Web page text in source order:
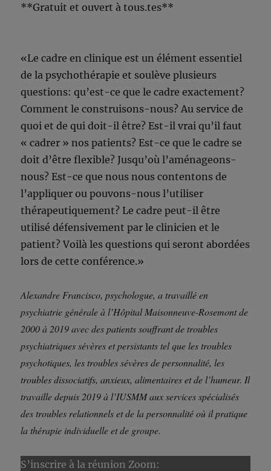
**Gratuit et ouvert à tous.tes**
«Le cadre en clinique est un élément essentiel
de la psychothérapie et soulève plusieurs
questions: qu’est-ce que le cadre exactement?
Comment le construisons-nous? Au service de
quoi et de qui doit-il être? Est-il vrai qu’il faut
« cadrer » nos patients? Est-ce que le cadre se
doit d’être flexible? Jusqu’où l’aménageons-
nous? Est-ce que nous nous contentons de
l’appliquer ou pouvons-nous l’utiliser
thérapeutiquement? Le cadre peut-il être
utilisé défensivement par le clinicien et le
patient? Voilà les questions qui seront abordées
lors de cette conférence.»
Alexandre Francisco, psychologue, a travaillé en
psychiatrie générale à l’Hôpital Maisonneuve-Rosemont de
2000 à 2019 avec des patients souffrant de troubles
psychiatriques sévères et persistants tel que les troubles
psychotiques, les troubles sévères de personnalité, les
troubles dissociatifs, anxieux, alimentaires et de l’humeur. Il
travaille depuis 2019 à l’IUSMM aux services spécialisés
des troubles relationnels et de la personnalité où il pratique
la thérapie individuelle et de groupe.
S’inscrire à la réunion Zoom: